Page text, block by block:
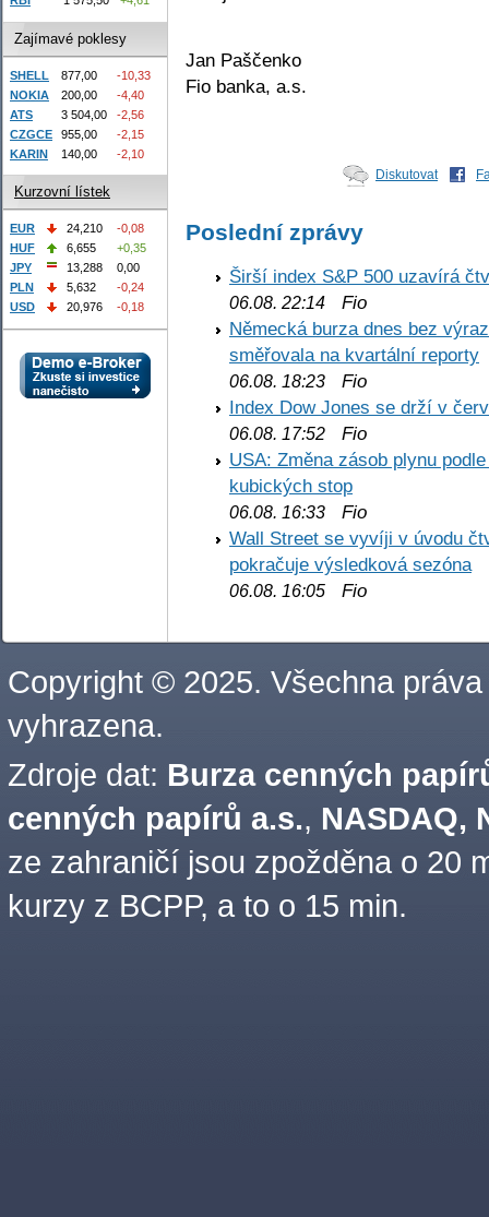
Jan Paščenko
Fio banka, a.s.
Diskutovat
Poslední zprávy
Širší index S&P 500 uzavírá
06.08. 22:14 Fio
Německá burza dnes bez
směřovala na kvartální reporty
06.08. 18:23 Fio
Index Dow Jones se drží v
06.08. 17:52 Fio
USA: Změna zásob plynu
kubických stop
06.08. 16:33 Fio
Wall Street se vyvíji v úvodu
pokračuje výsledková sezóna
06.08. 16:05 Fio
Zajímavé poklesy
SHELL 877,00
-10,33
NOKIA
200,00
-4,40
ATS
3 504,00
-2,56
CZGCE
955,00
-2,15
KARIN
140,00 -2,10
Kurzovní lístek
EUR 24,210
-0,08
HUF
6,655
+0,35
JPY
13,288
0,00
PLN
5,632
-0,24
USD
20,976 -0,18
Copyright © 2025. Všechna práva
vyhrazena.
Zdroje dat: Burza cenných
cenných papírů a.s., NASDAQ,
ze zahraničí jsou zpožděna o 20
kurzy z BCPP, a to o 15 min.